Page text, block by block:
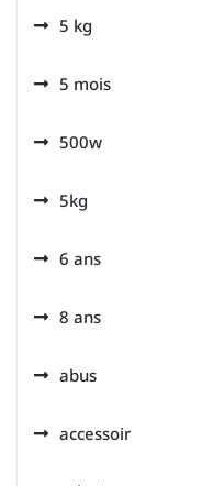
5 kg
5 mois
500w
5kg
6 ans
8 ans
abus
accessoir